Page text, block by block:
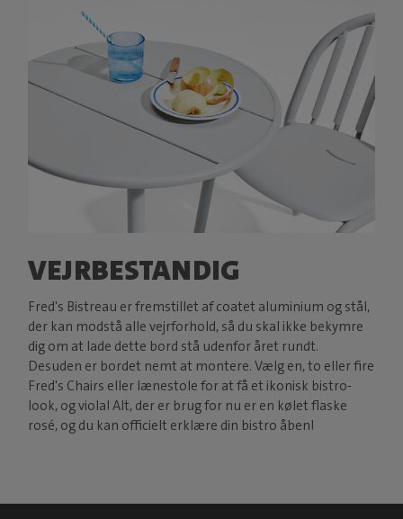
VEJRBESTANDIG
Fred's Bistreau er fremstillet af coatet aluminium og stål,
der kan modstå alle vejrforhold, så du skal ikke bekymre
dig om at lade dette bord stå udenfor året rundt.
Desuden er bordet nemt at montere. Vælg en, to eller fire
Fred's Chairs eller lænestole for at få et ikonisk bistro-
look, og viola! Alt, der er brug for nu er en kølet flaske
rosé, og du kan officielt erklære din bistro åben!